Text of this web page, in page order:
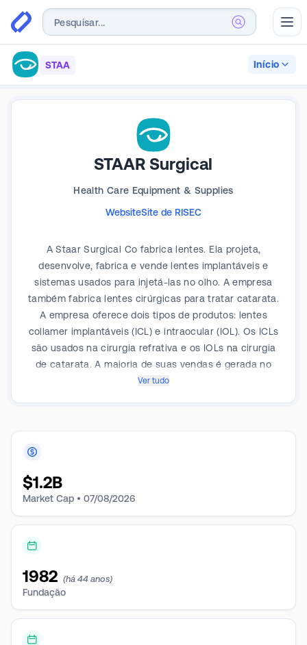
STAA Início
STAAR Surgical
Health Care Equipment & Supplies
WebsiteSite de RISEC
A Staar Surgical Co fabrica lentes. Ela projeta,
desenvolve, fabrica e vende lentes implantáveis e
sistemas usados para injetá-las no olho. A empresa
também fabrica lentes cirúrgicas para tratar catarata.
A empresa oferece dois tipos de produtos: lentes
collamer implantáveis (ICL) e intraocular (IOL). Os ICLs
são usados na cirurgia refrativa e os IOLs na cirurgia
de catarata. A maioria de suas vendas é gerada no
segmento de produtos cirúrgicos oftalmológicos.
Ver tudo
$1.2B
Market Cap • 07/08/2026
1982 (há 44 anos)
Fundação